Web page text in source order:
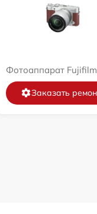
Фотоаппарат
Заказать